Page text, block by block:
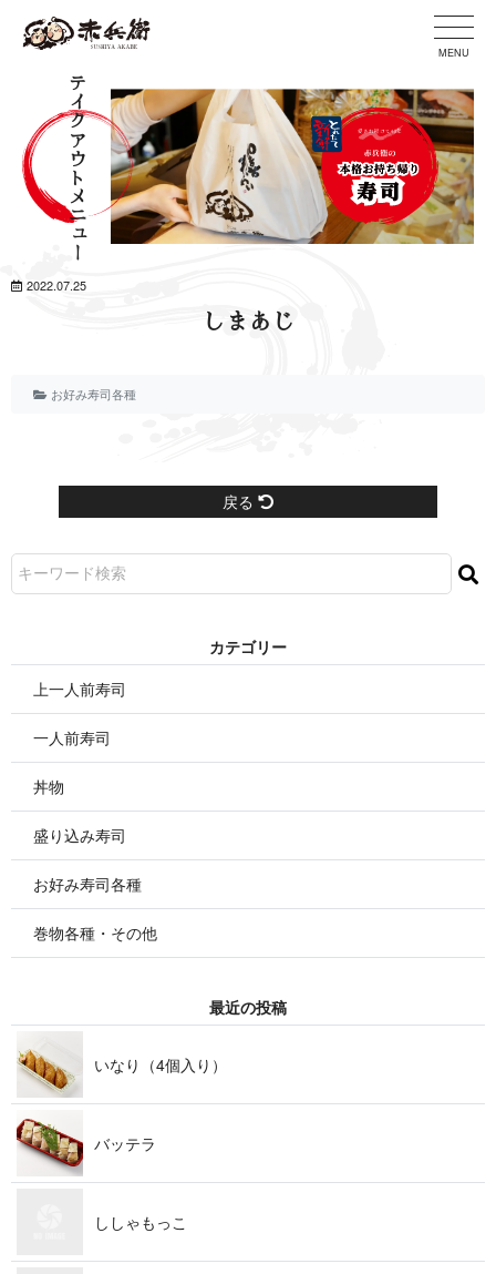
MENU
テイクアウトメニュー
2022.07.25
しまあじ
お好み寿司各種
戻る
カテゴリー
上一人前寿司
一人前寿司
丼物
盛り込み寿司
お好み寿司各種
巻物各種・その他
最近の投稿
いなり（4個入り）
バッテラ
ししゃもっこ